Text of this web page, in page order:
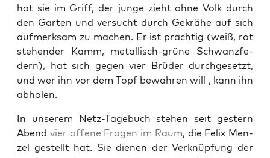
hat sie im Griff, der jun­ge zieht ohne Volk durch
den Gar­ten und ver­sucht durch Gekrä­he auf sich
auf­merk­sam zu machen. Er ist präch­tig (weiß, rot
ste­hen­der Kamm, metal­lisch-grü­ne Schwanz­fe­
dern), hat sich gegen vier Brü­der durch­ge­setzt,
und wer ihn vor dem Topf bewah­ren will , kann ihn
abholen.
In unse­rem Netz-Tage­buch ste­hen seit ges­tern
Abend vier offe­ne Fra­gen im Raum, die Felix Men­
zel gestellt hat. Sie die­nen der Ver­knüp­fung der